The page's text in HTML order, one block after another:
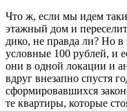
Что ж, если мы идем
этажный дом и
дико, не правда ли? Но в
условные 100 рублей, и
они в одной локации и
вдруг внезапно спустя
сформировавшихся
те квартиры, которые